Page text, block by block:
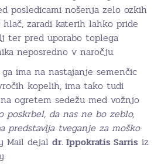
posledicami nošenja zelo ozkih
zaradi katerih lahko pride
ter pred uporabo toplega
neposredno v naročju.
ima na nastajanje semenčic
kopelih, ima tako tudi
ogretem sedežu med vožnjo
poskrbel, da nas ne bo zeblo,
predstavlja tveganje za moško
Mail dejal dr. Ippokratis Sarris iz